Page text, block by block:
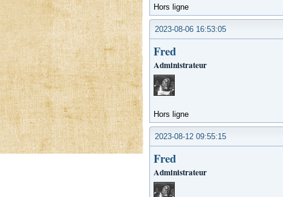
Hors ligne
2023-08-06 16:53:05
Fred
Administrateur
Hors ligne
2023-08-12 09:55:15
Fred
Administrateur